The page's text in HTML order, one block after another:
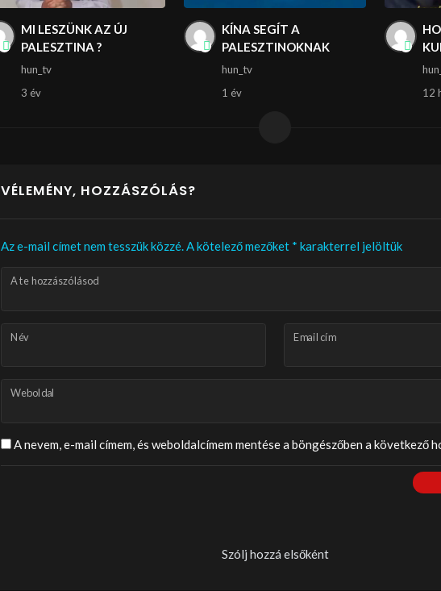
MI LESZÜNK AZ ÚJ
PALESZTINA ?
hun_tv
3 év
KÍNA SEGÍT A
PALESZTINOKNAK
hun_tv
1 év
12
VÉLEMÉNY, HOZZÁSZÓLÁS?
Az e-mail címet nem tesszük közzé.A kötelező mezőket * karakterrel jelöltük
A te hozzászólásod
Név Email cím
Weboldal
A nevem, e-mail címem, és weboldalcímem mentése a böngészőben a következő
Szólj hozzá elsőként